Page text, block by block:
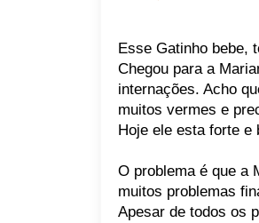
Esse Gatinho bebe,
Chegou para a
internações. Acho
muitos vermes e
Hoje ele esta forte e
O problema é que a
muitos problemas
Apesar de todos os